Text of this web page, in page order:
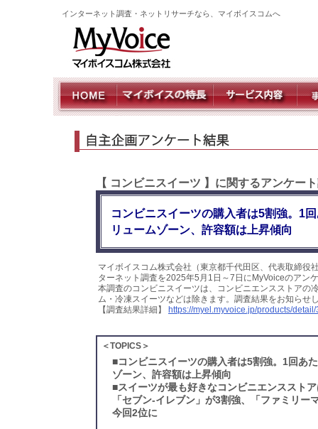
インターネット調査・ネットリサーチなら、マイボイスコムへ
【 コンビニスイーツ 】に関するアンケー
コンビニスイーツの購入者は5割強。1
リュームゾーン、許容額は上昇傾向
マイボイスコム株式会社（東京都千代田区、代表取締
ターネット調査を2025年5月1日～7日にMyVoiceのアン
本調査のコンビニスイーツは、コンビニエンスストアの
ム・冷凍スイーツなどは除きます。調査結果をお知らせ
【調査結果詳細】
https://myel.myvoice.jp/products/
＜TOPICS＞
■コンビニスイーツの購入者は5割強。1回あ
ゾーン、許容額は上昇傾向
■スイーツが最も好きなコンビニエンススト
「セブン‐イレブン」が3割強、「ファミリ
今回2位に